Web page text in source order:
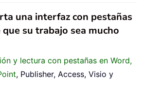
una interfaz con pestañas
que su trabajo sea mucho
y lectura con pestañas en Word,
, Publisher, Access, Visio y